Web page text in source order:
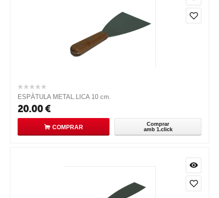
ESPÀTULA METAL.LICA 10 cm.
20.00€
COMPRAR
Comprar
amb 1.click